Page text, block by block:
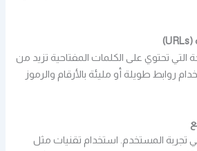
التي تحتوي على الكلمات المفتاحية تزيد من
روابط طويلة أو مليئة بالأرقام والرموز
المستخدم. استخدام تقنيات مثل